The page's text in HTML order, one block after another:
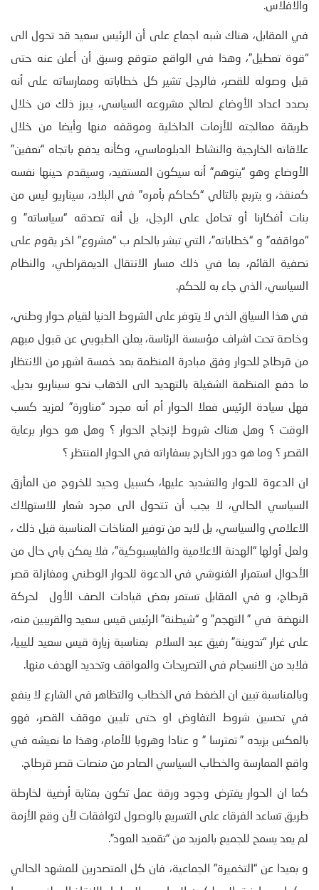
والافلاس.
في المقابل، هناك شبه اجماع على أن الرئيس سعيد قد تحول الى
“قوة تعطيل”، وهذا في الواقع متوقع وسبق أن أعلن عنه حتى
قبل وصوله للقصر، فالرجل تشير كل خطاباته وممارساته على أنه
بصدد اعداد الأوضاع لصالح مشروعه السياسي، يبرز ذلك من خلال
طريقة معالجته للأزمات الداخلية وموقفه منها وأيضا من خلال
علاقاته الخارجية والنشاط الدبلوماسي، وكأنه يدفع باتجاه “تعفين”
الأوضاع وهو “يتوهم” أنه سيكون المستفيد، وسيقدم حينها نفسه
كمنقذ، و يتربع بالتالي “كحاكم بأمره” في البلاد، سيناريو ليس من
بنات أفكارنا أو تحامل على الرجل، بل أنه تصدقه “سياساته” و
“مواقفه” و “خطاباته”، التي تبشر بالحلم ب “مشروع” اخر يقوم على
تصفية القائم، بما في ذلك مسار الانتقال الديمقراطي، والنظام
السياسي، الذي جاء به للحكم.
في هذا السياق الذي لا يتوفر على الشروط الدنيا لقيام حوار وطني،
وخاصة تحت اشراف مؤسسة الرئاسة، يعلن الطبوبي عن قبول مبهم
من قرطاج للحوار وفق مبادرة المنظمة بعد خمسة اشهر من الانتظار
ما دفع المنظمة الشغيلة بالتهديد الى الذهاب نحو سيناريو بديل.
فهل سيادة الرئيس فعلا الحوار أم أنه مجرد “مناورة” لمزيد كسب
الوقت ؟ وهل هناك شروط لإنجاح الحوار ؟ وهل هو حوار برعاية
القصر ؟ وما هو دور الخارج بسفاراته في الحوار المنتظر ؟
ان الدعوة للحوار والتشديد عليها، كسبيل وحيد للخروج من المأزق
السياسي الحالي، لا يجب أن تتحول الى مجرد شعار للاستهلاك
الاعلامي والسياسي، بل لابد من توفير المناخات المناسبة قبل ذلك ،
ولعل أولها “الهدنة الاعلامية والفايسبوكية”، فلا يمكن باي حال من
الأحوال استمرار الغنوشي في الدعوة للحوار الوطني ومغازلة قصر
قرطاج، و في المقابل تستمر بعض قيادات الصف الأول لحركة
النهضة في ” التهجم” و “شيطنة” الرئيس قيس سعيد والقريبين منه،
على غرار “تدوينة” رفيق عبد السلام بمناسبة زيارة قيس سعيد لليبيا،
فلابد من الانسجام في التصريحات والمواقف وتحديد الهدف منها.
وبالمناسبة تبين ان الضغط في الخطاب والتظاهر في الشارع لا ينفع
في تحسين شروط التفاوض او حتى تليين موقف القصر، فهو
بالعكس يزيده ” تمترسا ” و عنادا وهروبا للأمام، وهذا ما نعيشه في
واقع الممارسة والخطاب السياسي الصادر من منصات قصر قرطاج.
كما ان الحوار يفترض وجود ورقة عمل تكون بمثابة أرضية لخارطة
طريق تساعد الفرقاء على التسريع بالوصول لتوافقات لأن وقع الأزمة
لم يعد يسمح للجميع بالمزيد من “تقعيد العود”.
و بعيدا عن “التخميرة” الجماعية، فان كل المتصدرين للمشهد الحالي